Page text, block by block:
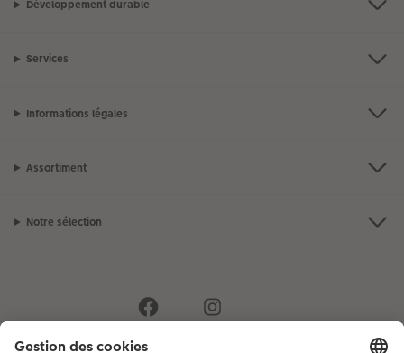
Développement durable
Services
Informations légales
Assortiment
Notre sélection